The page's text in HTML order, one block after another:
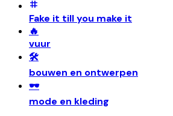
Fake it till you make it
🔥
vuur
🛠️
bouwen en ontwerpen
🕶️
mode en kleding